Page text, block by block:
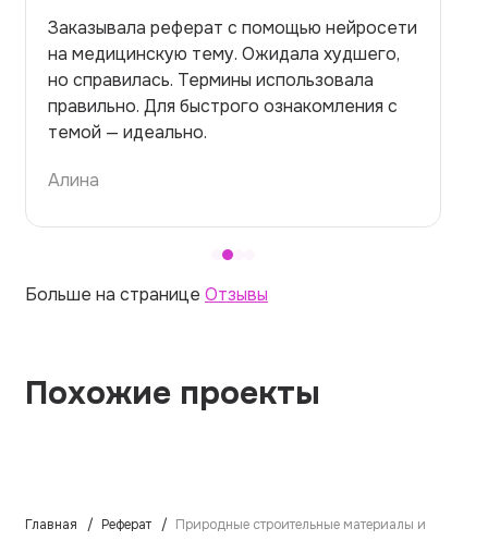
Заказывала реферат с помощью нейросети
на медицинскую тему. Ожидала худшего,
но справилась. Термины использовала
правильно. Для быстрого ознакомления с
темой — идеально.
Алина
Больше на странице Отзывы
Похожие проекты
Главная Реферат
Природные строительные материалы и